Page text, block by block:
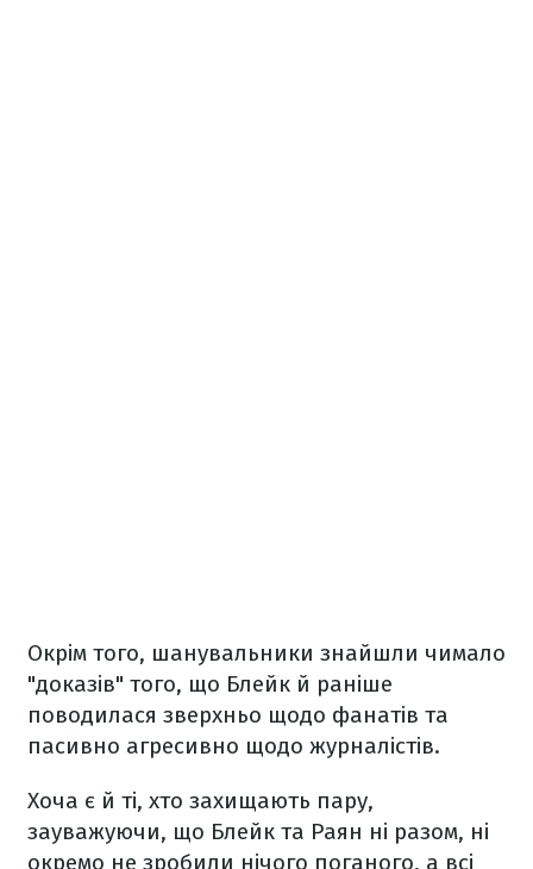
Окрім того, шанувальники знайшли чимало
"доказів" того, що Блейк й раніше
поводилася зверхньо щодо фанатів та
пасивно агресивно щодо журналістів.
Хоча є й ті, хто захищають пару,
зауважуючи, що Блейк та Раян ні разом, ні
окремо не зробили нічого поганого, а всі